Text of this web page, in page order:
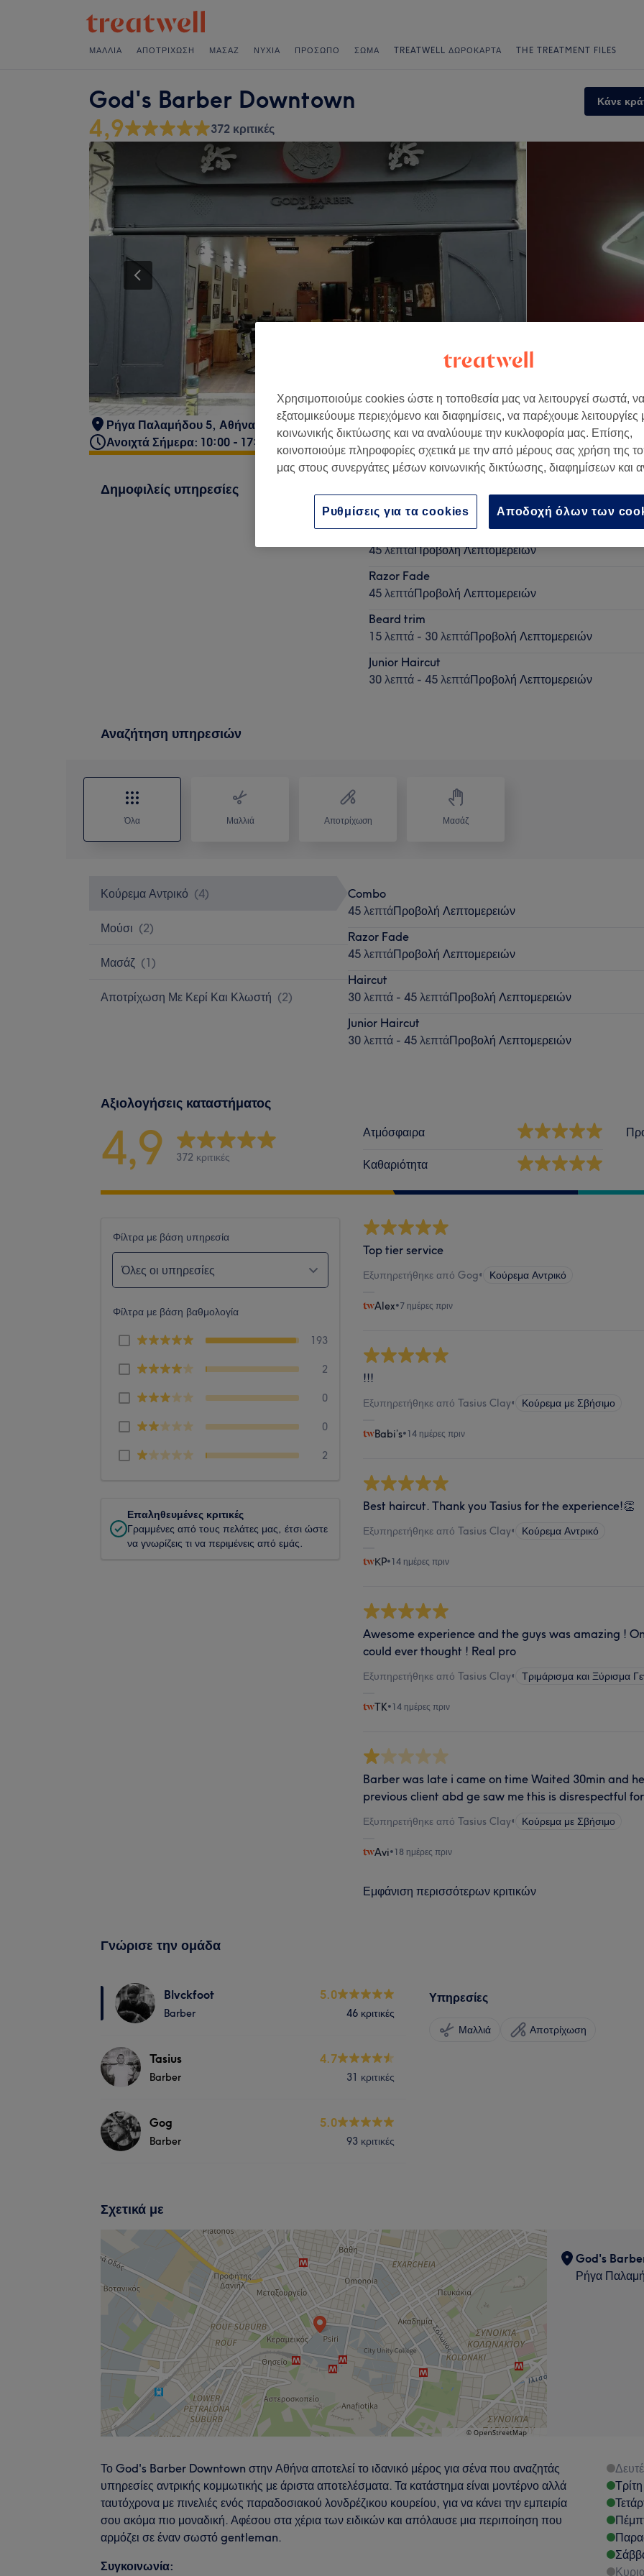
ΜΑΛΛΙΆ ΑΠΟΤΡΊΧΩΣΗ ΜΑΣΆΖ ΝΎΧΙΑ ΠΡΌΣΩΠΟ ΣΏΜΑ TREATWELL ΔΩΡΟΚΆΡΤΑ THE TREATMENT FILES
God's Barber Downtown Κάνε
4,9 372 κριτικές
Ρήγα Παλαμήδου 5, Αθήνα 105 54, Ελλάδα
Ανοιχτά Σήμερα: 10:00 - 17:00
Δημοφιλείς υπηρεσίες
30 λεπτά - 45 λεπτά
Προβολή Λεπτομερειών
Combo
45 λεπτάΠροβολή Λεπτομερειών
Razor Fade
45 λεπτάΠροβολή Λεπτομερειών
Beard trim
15 λεπτά - 30 λεπτάΠροβολή Λεπτομερειών
Junior Haircut
30 λεπτά - 45 λεπτάΠροβολή Λεπτομερειών
Αναζήτηση υπηρεσιών
Όλα Μαλλιά Αποτρίχωση Μασάζ
Κούρεμα Αντρικό (4)
Μούσι (2)
Μασάζ (1)
Αποτρίχωση Με Κερί Και Κλωστή (2)
Combo
45 λεπτάΠροβολή Λεπτομερειών
Razor Fade
45 λεπτάΠροβολή Λεπτομερειών
Haircut
30 λεπτά - 45 λεπτάΠροβολή Λεπτομερειών
Junior Haircut
30 λεπτά - 45 λεπτάΠροβολή Λεπτομερειών
Αξιολογήσεις καταστήματος
4,9 372 κριτικές
Ατμόσφαιρα
Καθαριότητα
Φίλτρα με βάση υπηρεσία
Όλες οι υπηρεσίες
Φίλτρα με βάση βαθμολογία
193
2
0
0
2
Επαληθευμένες κριτικές
Γραμμένες από τους πελάτες μας, έτσι ώστε
να γνωρίζεις τι να περιμένεις από εμάς.
Top tier service
Εξυπηρετήθηκε από Gog• Κούρεμα Αντρικό
Alex•7 ημέρες πριν
!!!
Εξυπηρετήθηκε από Tasius Clay• Κούρεμα με Σβήσιμο
Babi’s•14 ημέρες πριν
Best haircut. Thank you Tasius for the experience!👏
Εξυπηρετήθηκε από Tasius Clay• Κούρεμα Αντρικό
ΚP•14 ημέρες πριν
Awesome experience and the guys was amazing !
could ever thought ! Real pro
Εξυπηρετήθηκε από Tasius Clay• Τριμάρισμα και Ξύρισμα
TK•14 ημέρες πριν
Barber was late i came on time Waited 30min and
previous client abd ge saw me this is disrespectful
Εξυπηρετήθηκε από Tasius Clay• Κούρεμα με Σβήσιμο
Avi•18 ημέρες πριν
Εμφάνιση περισσότερων κριτικών
Γνώρισε την ομάδα
Blvckfoot
Barber
5.0
46 κριτικές
Tasius
Barber
4.7
31 κριτικές
Gog
Barber
5.0
93 κριτικές
Υπηρεσίες
Μαλλιά Αποτρίχωση
Σχετικά με
God's
Ρήγα
Το God's Barber Downtown στην Αθήνα αποτελεί το ιδανικό μέρος για σένα που αναζητάς
υπηρεσίες αντρικής κομμωτικής με άριστα αποτελέσματα. Τα κατάστημα είναι μοντέρνο αλλά
ταυτόχρονα με πινελιές ενός παραδοσιακού λονδρέζικου κουρείου, για να κάνει την εμπειρία
σου ακόμα πιο μοναδική. Αφέσου στα χέρια των ειδικών και απόλαυσε μια περιποίηση που
αρμόζει σε έναν σωστό gentleman.
Συγκοινωνία:
Τρίτη
Χρησιμοποιούμε cookies ώστε η τοποθεσία μας να λειτουργεί σωστά, να
εξατομικεύουμε περιεχόμενο και διαφημίσεις, να παρέχουμε
κοινωνικής δικτύωσης και να αναλύουμε την κυκλοφορία μας. Επίσης,
κοινοποιούμε πληροφορίες σχετικά με την από μέρους σας χρήση της
μας στους συνεργάτες μέσων κοινωνικής δικτύωσης, διαφημίσεων και
Αποδοχή όλων των
Ρυθμίσεις για τα cookies